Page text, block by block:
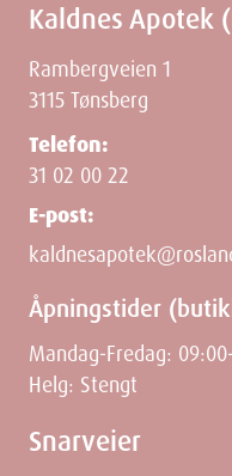
Kaldnes Apotek
Rambergveien 1
3115 Tønsberg
Telefon:
31 02 00 22
E-post:
Åpningstider
Mandag-Fredag:
Helg: Stengt
Snarveier